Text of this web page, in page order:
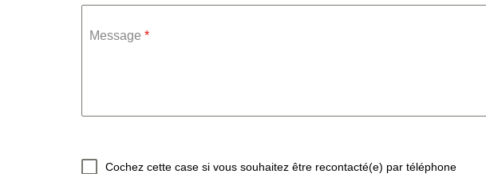
Message *
Cochez cette case si vous souhaitez être recontacté(e) par téléphone